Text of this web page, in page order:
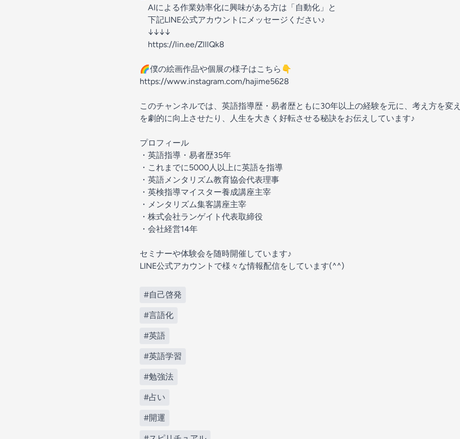
AIによる作業効率化に興味がある方は「自動化」と
下記LINE公式アカウントにメッセージください♪
↓↓↓↓
https://lin.ee/ZlllQk8
🌈僕の絵画作品や個展の様子はこちら👇
https://www.instagram.com/hajime5628
このチャンネルでは、英語指導歴・易者歴ともに30年以上の経験を元に、考え方を変
を劇的に向上させたり、人生を大きく好転させる秘訣をお伝えしています♪
プロフィール
・英語指導・易者歴35年
・これまでに5000人以上に英語を指導
・英語メンタリズム教育協会代表理事
・英検指導マイスター養成講座主宰
・メンタリズム集客講座主宰
・株式会社ランゲイト代表取締役
・会社経営14年
セミナーや体験会を随時開催しています♪
LINE公式アカウントで様々な情報配信をしています(^^)
#自己啓発
#言語化
#英語
#英語学習
#勉強法
#占い
#開運